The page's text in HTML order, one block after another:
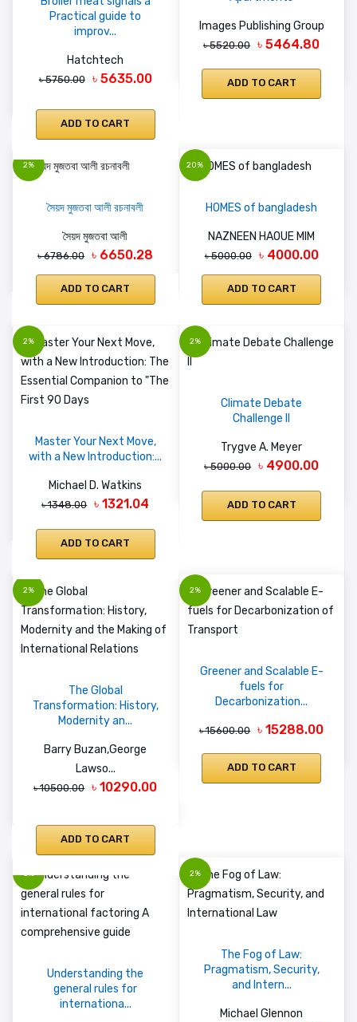
Practical guide to
improv...
Hatchtech
৳ 5750.00 ৳ 5635.00
ADD TO CART
Images Publishing Group
৳ 5520.00 ৳ 5464.80
ADD TO CART
2%
সৈয়দ মুজতবা আলী রচনাবলী
সৈয়দ মুজতবা আলী
৳ 6786.00 ৳ 6650.28
ADD TO CART
20%
HOMES of bangladesh
NAZNEEN HAOUE MIM
৳ 5000.00 ৳ 4000.00
ADD TO CART
2%
Master Your Next Move,
with a New Introduction:...
Michael D. Watkins
৳ 1348.00 ৳ 1321.04
ADD TO CART
2%
Climate Debate
Challenge II
Trygve A. Meyer
৳ 5000.00 ৳ 4900.00
ADD TO CART
2%
The Global
Transformation: History,
Modernity an...
Barry Buzan,George
Lawso...
৳ 10500.00 ৳ 10290.00
ADD TO CART
2%
Greener and Scalable E-
fuels for
Decarbonization...
৳ 15600.00 ৳ 15288.00
ADD TO CART
5%
Understanding the
general rules for
internationa...
2%
The Fog of Law:
Pragmatism, Security,
and Intern...
Michael Glennon